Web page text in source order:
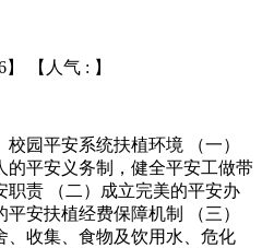
】 【人气 : 】
园平安系统扶植环境 （一）
的平安义务制，健全平安工做带
职责 （二）成立完美的平安办
安扶植经费保障机制 （三）
、收集、食物及饮用水、危化